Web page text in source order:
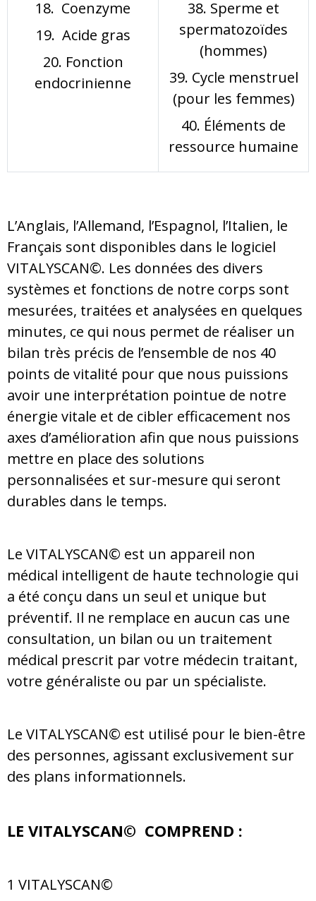
18. Coenzyme
19. Acide gras
20. Fonction
endocrinienne
38. Sperme et
spermatozoïdes
(hommes)
39. Cycle menstruel
(pour les femmes)
40. Éléments de
ressource humaine
L’Anglais, l’Allemand, l’Espagnol, l’Italien, le
Français sont disponibles dans le logiciel
VITALYSCAN©. Les données des divers
systèmes et fonctions de notre corps sont
mesurées, traitées et analysées en quelques
minutes, ce qui nous permet de réaliser un
bilan très précis de l’ensemble de nos 40
points de vitalité pour que nous puissions
avoir une interprétation pointue de notre
énergie vitale et de cibler efficacement nos
axes d’amélioration afin que nous puissions
mettre en place des solutions
personnalisées et sur-mesure qui seront
durables dans le temps.
Le VITALYSCAN© est un appareil non
médical intelligent de haute technologie qui
a été conçu dans un seul et unique but
préventif. Il ne remplace en aucun cas une
consultation, un bilan ou un traitement
médical prescrit par votre médecin traitant,
votre généraliste ou par un spécialiste.
Le VITALYSCAN© est utilisé pour le bien-être
des personnes, agissant exclusivement sur
des plans informationnels.
LE VITALYSCAN© COMPREND :
1 VITALYSCAN©